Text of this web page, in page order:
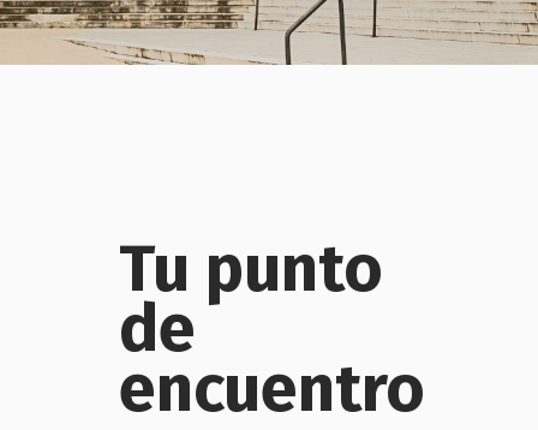
Tu punto
de
encuentro